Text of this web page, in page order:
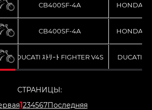
CB400SF-4A HONDA
CB400SF-4A HONDA
DUCATI ｽﾄﾘｰﾄ FIGHTER V4S DUCATI
СТРАНИЦЫ:
1234567Последняя